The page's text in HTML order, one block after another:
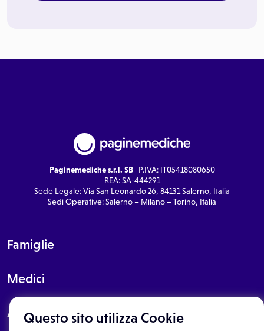
Questo sito utilizza Cookie
Paginemediche s.r.l. SB| P.IVA: IT05418080650
REA: SA-444291
Sede Legale: Via San Leonardo 26, 84131 Salerno, Italia
Sedi Operative: Salerno – Milano – Torino, Italia
Famiglie
Medici
About